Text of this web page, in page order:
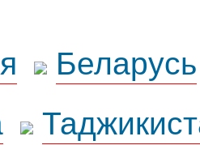
Беларусь